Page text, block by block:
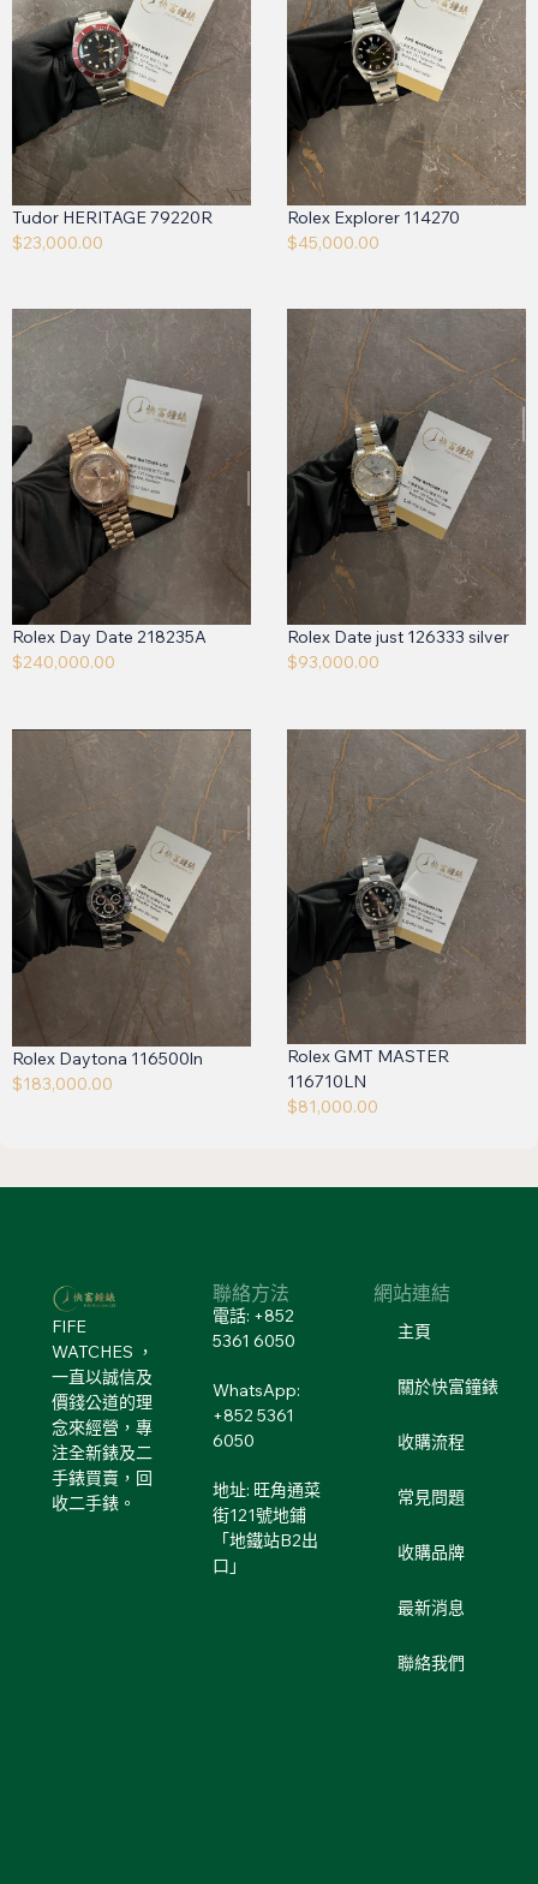
Tudor HERITAGE 79220R
$23,000.00
Rolex Explorer 114270
$45,000.00
Rolex Day Date 218235A
$240,000.00
Rolex Date just 126333 silver
$93,000.00
Rolex Daytona 116500ln
$183,000.00
Rolex GMT MASTER
116710LN
$81,000.00
FIFE
WATCHES ，
一直以誠信及
價錢公道的理
念來經營，專
注全新錶及二
手錶買賣，回
收二手錶。
聯絡方法
電話: +852
5361 6050
WhatsApp:
+852 5361
6050
地址: 旺角通菜
街121號地鋪
「地鐵站B2出
口」
網站連結
主頁
關於快富鐘錶
收購流程
常見問題
收購品牌
最新消息
聯絡我們